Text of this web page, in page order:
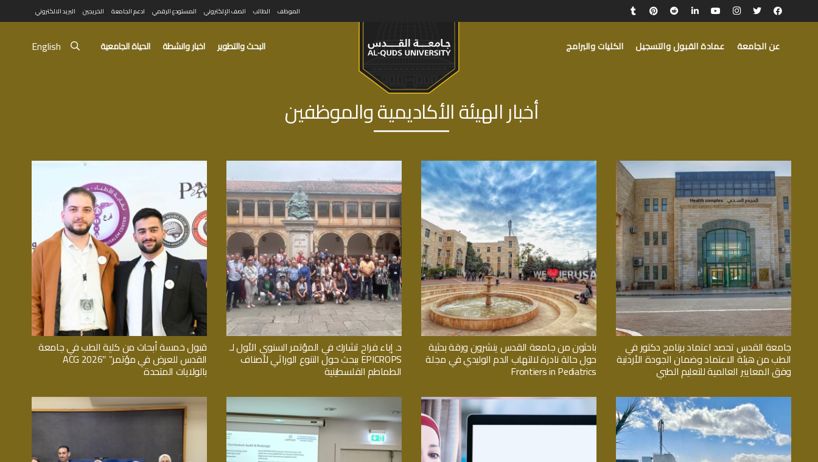
الموظف الطالب الصف الإلكتروني المستودع الرقمي ادعم الجامعة الخريجين البريد الالكتروني
عن الجامعة عمادة القبول والتسجيل الكليات والبرامج البحث والتطوير اخبار وانشطة الحياة الجامعية English
أخبار الهيئة الأكاديمية والموظفين
جامعة القدس تحصد اعتماد برنامج دكتور في
الطب من هيئة الاعتماد وضمان الجودة الأردنية
وفق المعايير العالمية للتعليم الطبي
باحثون من جامعة القدس ينشرون ورقة بحثية
حول حالة نادرة لالتهاب الدم الوليدي في مجلة
Frontiers in Pediatrics
د. إباء فراح تشارك في المؤتمر السنوي الأول لـ
EPICROPS ببحث حول التنوع الوراثي لأصناف
الطماطم الفلسطينية
قبول خمسة أبحاث من كلية الطب في جامعة
القدس للعرض في مؤتمر” ACG 2026″
بالولايات المتحدة